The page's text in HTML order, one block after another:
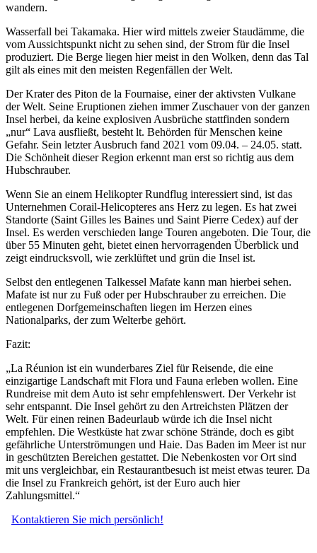
wandern.
Wasserfall bei Takamaka. Hier wird mittels zweier Staudämme, die
vom Aussichtspunkt nicht zu sehen sind, der Strom für die Insel
produziert. Die Berge liegen hier meist in den Wolken, denn das Tal
gilt als eines mit den meisten Regenfällen der Welt.
Der Krater des Piton de la Fournaise, einer der aktivsten Vulkane
der Welt. Seine Eruptionen ziehen immer Zuschauer von der ganzen
Insel herbei, da keine explosiven Ausbrüche stattfinden sondern
„nur“ Lava ausfließt, besteht lt. Behörden für Menschen keine
Gefahr. Sein letzter Ausbruch fand 2021 vom 09.04. – 24.05. statt.
Die Schönheit dieser Region erkennt man erst so richtig aus dem
Hubschrauber.
Wenn Sie an einem Helikopter Rundflug interessiert sind, ist das
Unternehmen Corail-Helicopteres ans Herz zu legen. Es hat zwei
Standorte (Saint Gilles les Baines und Saint Pierre Cedex) auf der
Insel. Es werden verschieden lange Touren angeboten. Die Tour, die
über 55 Minuten geht, bietet einen hervorragenden Überblick und
zeigt eindrucksvoll, wie zerklüftet und grün die Insel ist.
Selbst den entlegenen Talkessel Mafate kann man hierbei sehen.
Mafate ist nur zu Fuß oder per Hubschrauber zu erreichen. Die
entlegenen Dorfgemeinschaften liegen im Herzen eines
Nationalparks, der zum Welterbe gehört.
Fazit:
„La Réunion ist ein wunderbares Ziel für Reisende, die eine
einzigartige Landschaft mit Flora und Fauna erleben wollen. Eine
Rundreise mit dem Auto ist sehr empfehlenswert. Der Verkehr ist
sehr entspannt. Die Insel gehört zu den Artreichsten Plätzen der
Welt. Für einen reinen Badeurlaub würde ich die Insel nicht
empfehlen. Die Westküste hat zwar schöne Strände, doch es gibt
gefährliche Unterströmungen und Haie. Das Baden im Meer ist nur
in geschützten Bereichen gestattet. Die Nebenkosten vor Ort sind
mit uns vergleichbar, ein Restaurantbesuch ist meist etwas teurer. Da
die Insel zu Frankreich gehört, ist der Euro auch hier
Zahlungsmittel.“
Kontaktieren Sie mich persönlich!